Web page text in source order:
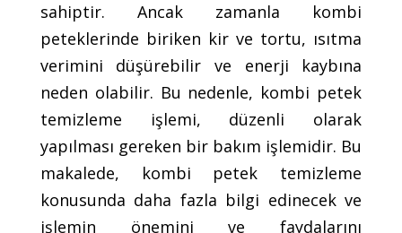
sahiptir. Ancak zamanla kombi
peteklerinde biriken kir ve tortu, ısıtma
verimini düşürebilir ve enerji kaybına
neden olabilir. Bu nedenle, kombi petek
temizleme işlemi, düzenli olarak
yapılması gereken bir bakım işlemidir. Bu
makalede, kombi petek temizleme
konusunda daha fazla bilgi edinecek ve
işlemin önemini ve faydalarını